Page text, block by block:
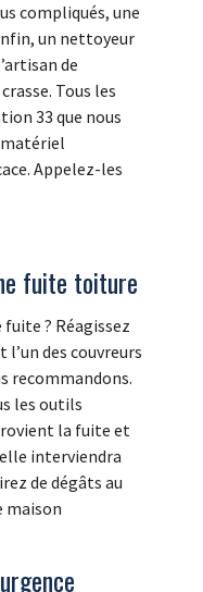
compliqués, une
un nettoyeur
de
Tous les
33 que nous
Appelez-les
fuite toiture
? Réagissez
des couvreurs
recommandons.
les outils
la fuite et
interviendra
de dégâts au
maison